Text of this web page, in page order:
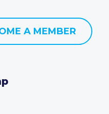
A MEMBER